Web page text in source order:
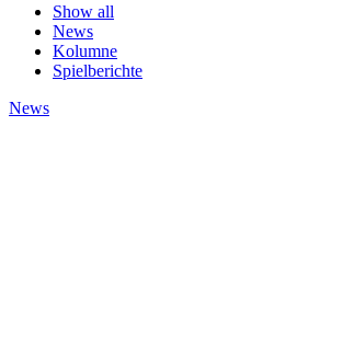
Show all
News
Kolumne
Spielberichte
News